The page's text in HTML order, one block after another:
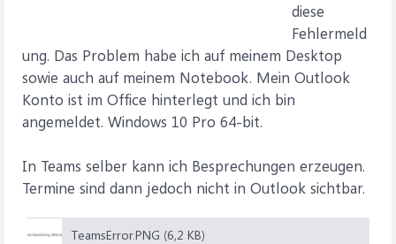
diese
Fehlermeld
ung. Das Problem habe ich auf meinem Desktop
sowie auch auf meinem Notebook. Mein Outlook
Konto ist im Office hinterlegt und ich bin
angemeldet. Windows 10 Pro 64-bit.
In Teams selber kann ich Besprechungen erzeugen.
Termine sind dann jedoch nicht in Outlook sichtbar.
TeamsError.PNG (6,2 KB)